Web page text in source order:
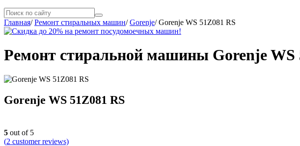
Главная/Ремонт стиральных машин/Gorenje/Gorenje WS 51Z081 RS
Ремонт стиральной машины Gorenje WS
Gorenje WS 51Z081 RS
5 out of 5
(2 customer reviews)